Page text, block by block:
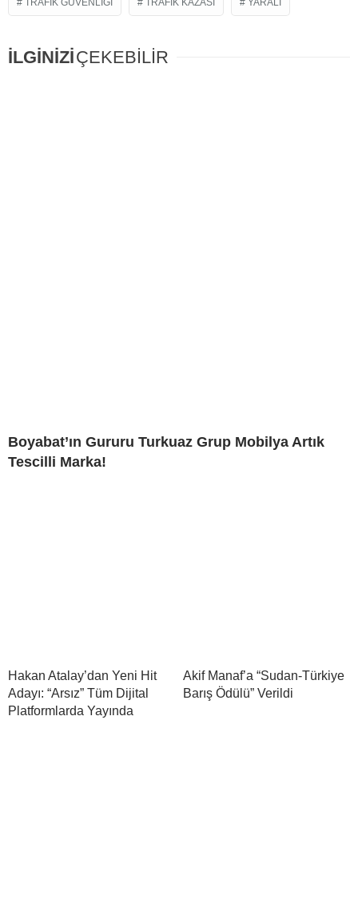
TRAFIK GÜVENLIĞI TRAFIK KAZASI YARALI
İLGİNİZİÇEKEBİLİR
Boyabat’ın Gururu Turkuaz Grup Mobilya Artık
Tescilli Marka!
Hakan Atalay’dan Yeni Hit
Adayı: “Arsız” Tüm Dijital
Platformlarda Yayında
Akif Manaf’a “Sudan-Türkiye
Barış Ödülü” Verildi